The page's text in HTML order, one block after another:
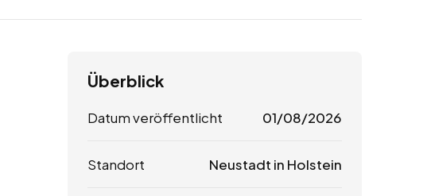
Überblick
Datum veröffentlicht 01/08/2026
Standort Neustadt in Holstein